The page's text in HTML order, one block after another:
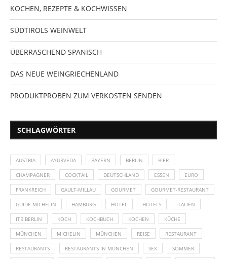
KOCHEN, REZEPTE & KOCHWISSEN
SÜDTIROLS WEINWELT
ÜBERRASCHEND SPANISCH
DAS NEUE WEINGRIECHENLAND
PRODUKTPROBEN ZUM VERKOSTEN SENDEN
SCHLAGWÖRTER
AUSTRIA AYURVEDA BAYERN BERLIN BIER
CHAMPAGNER COCKTAIL DEUTSCHLAND ESSEN EURO
FRANKREICH GAULT-MILLAU GOURMET GOURMET-RESTAURANT
GUIDE MICHELIN HAMBURG HOTEL HOTELS ITALIEN
ITB BERLIN KOCH KOCHBUCH KOCHEN KÜCHE
MÜNCHEN MICHELIN MÜNCHEN REISE RESTAURANT
RESTAURANTS RESTAURANTS IN MÜNCHEN SEX SOMMER